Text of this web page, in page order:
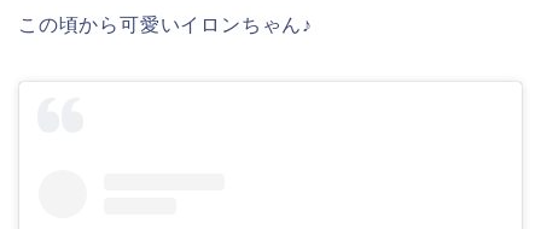
この頃から可愛いイロンちゃん♪